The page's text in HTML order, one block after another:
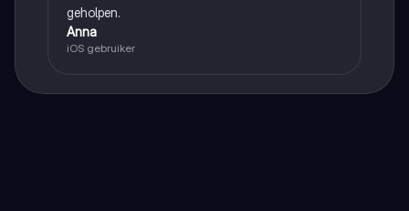
geholpen.
Anna
iOS gebruiker